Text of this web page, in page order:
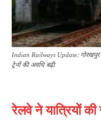
Indian Railways Update:
ट्रेनों की अवधि बढ़ी
रेलवे ने यात्रियों